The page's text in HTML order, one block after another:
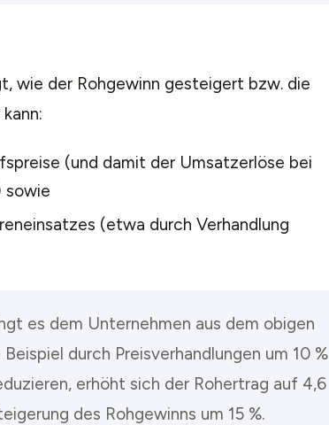
wie der Rohgewinn gesteigert bzw. die
(und damit der Umsatzerlöse bei
sowie
(etwa durch Verhandlung
es dem Unternehmen aus dem obigen
durch Preisverhandlungen um 10 %
erhöht sich der Rohertrag auf 4,6
des Rohgewinns um 15 %.